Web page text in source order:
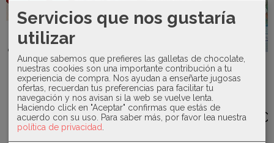
Valentina
Bebes -
chaqueta de
punto...
20,00 €
25,00 €
22,20 €
37,00 €
24200577
21,00 €
Juliana-
Conjunto
niña
36,60 €
Servicios que nos gustaría
utilizar
Aunque sabemos que prefieres las galletas de chocolate,
nuestras cookies son una importante contribución a tu
experiencia de compra. Nos ayudan a enseñarte jugosas
ofertas, recuerdan tus preferencias para facilitar tu
navegación y nos avisan si la web se vuelve lenta.
Haciendo click en "Aceptar" confirmas que estás de
acuerdo con su uso.
Para saber más, por favor lea nuestra
política de privacidad